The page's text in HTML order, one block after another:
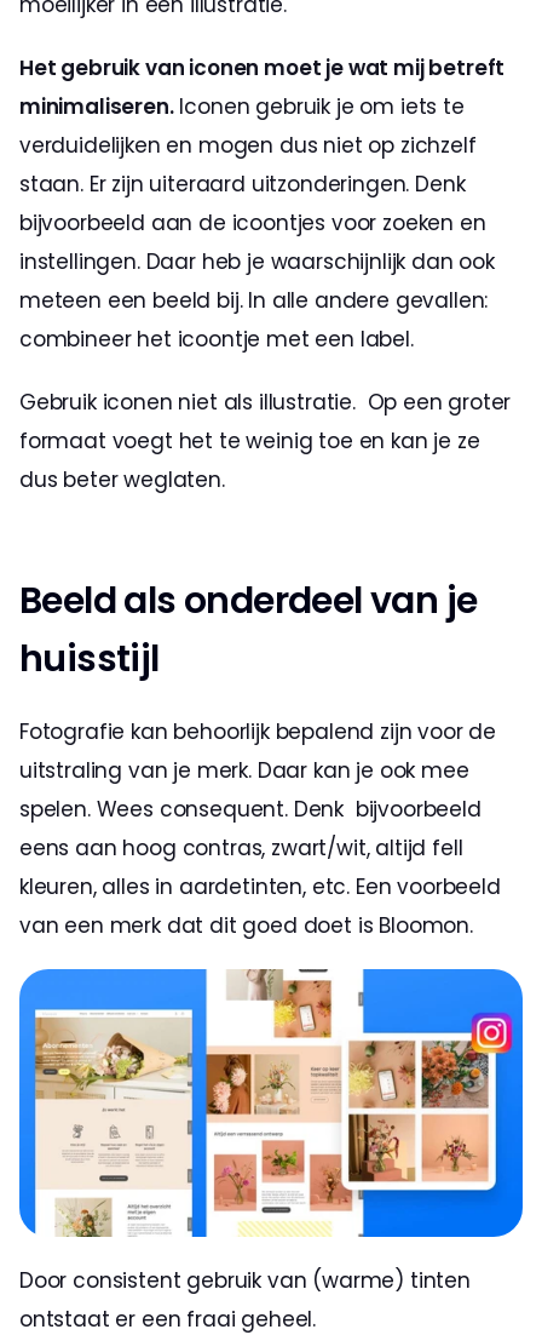
Het gebruik van iconen moet je wat mij betreft
minimaliseren. Iconen gebruik je om iets te
verduidelijken en mogen dus niet op zichzelf
staan. Er zijn uiteraard uitzonderingen. Denk
bijvoorbeeld aan de icoontjes voor zoeken en
instellingen. Daar heb je waarschijnlijk dan ook
meteen een beeld bij. In alle andere gevallen:
combineer het icoontje met een label.
Gebruik iconen niet als illustratie.  Op een groter
formaat voegt het te weinig toe en kan je ze
dus beter weglaten.
Beeld als onderdeel van je
huisstijl
Fotografie kan behoorlijk bepalend zijn voor de
uitstraling van je merk. Daar kan je ook mee
spelen. Wees consequent. Denk  bijvoorbeeld
eens aan hoog contras, zwart/wit, altijd fell
kleuren, alles in aardetinten, etc. Een voorbeeld
van een merk dat dit goed doet is Bloomon.
Door consistent gebruik van (warme) tinten
ontstaat er een fraai geheel.